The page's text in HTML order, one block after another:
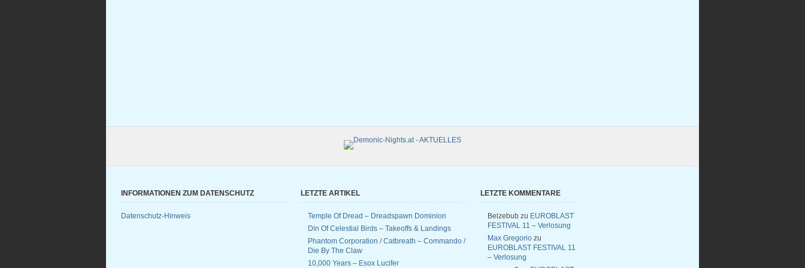
INFORMATIONEN ZUM DATENSCHUTZ
Datenschutz-Hinweis
LETZTE ARTIKEL
Temple Of Dread – Dreadspawn Dominion
Din Of Celestial Birds – Takeoffs & Landings
Phantom Corporation / Catbreath – Commando /
Die By The Claw
10,000 Years – Esox Lucifer
LETZTE KOMMENTARE
Belzebub zu EUROBLAST
FESTIVAL 11 – Verlosung
Max Gregorio zu
EUROBLAST FESTIVAL 11
– Verlosung